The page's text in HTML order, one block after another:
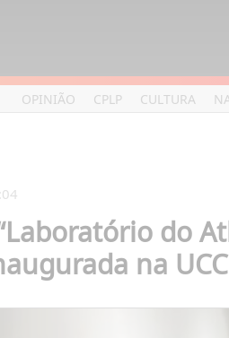
OPINIÃO CPLP CULTURA
do
na